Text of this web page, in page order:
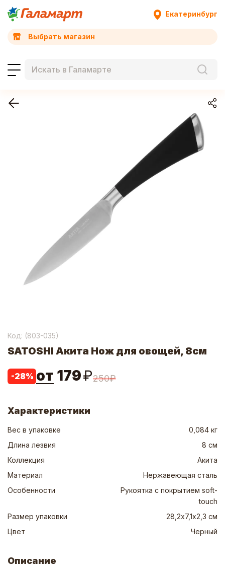
Екатеринбург
Выбрать магазин
Код: (803-035)
SATOSHI Акита Нож для овощей, 8см
-28% от 179₽250₽
Характеристики
Вес в упаковке
0,084 кг
Длина лезвия
8 см
Коллекция
Акита
Материал
Нержавеющая сталь
Особенности
Рукоятка с покрытием soft-
touch
Размер упаковки
28,2х7,1х2,3 см
Цвет
Черный
Описание